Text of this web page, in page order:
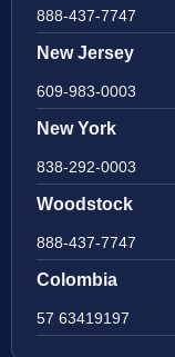
888-437-7747
New Jersey
609-983-0003
New York
838-292-0003
Woodstock
888-437-7747
Colombia
57 63419197